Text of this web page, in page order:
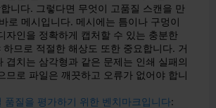
니다. 그렇다면 무엇이 고품질 스캔을 만
로 메시입니다. 메시에는 틈이나 구멍이
자인을 정확하게 캡처할 수 있는 충분한
하므로 적절한 해상도 또한 중요합니다. 거
겹치는 삼각형과 같은 문제는 인쇄 실패의
므로 파일은 깨끗하고 오류가 없어야 합니
품질을 평가하기 위한 벤치마크입니다: